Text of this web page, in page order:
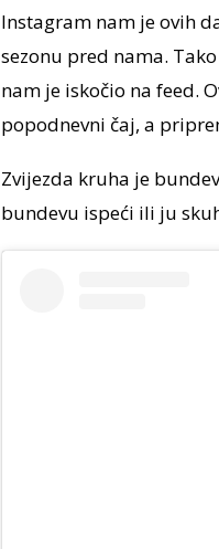
Instagram nam je ovih
sezonu pred nama.
nam je iskočio na feed.
popodnevni čaj, a
Zvijezda kruha je
bundevu ispeći ili ju